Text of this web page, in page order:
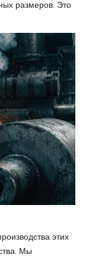
размеров. Это
этих
Мы